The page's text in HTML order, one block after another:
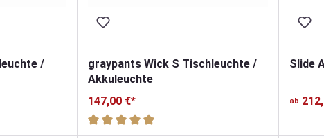
/
von 5 von 5 Sternen
graypants Wick S Tischleuchte /
Akkuleuchte
147,00 €*
Durchschnittliche Bewertung von 5 von 5 Sternen
Slide
ab